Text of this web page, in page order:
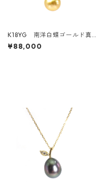
K18YG 南洋白蝶ゴールド真
珠ペンダントトップ 10.0ｍ
ｍ 奄美大島 産地証明付（K
¥88,000